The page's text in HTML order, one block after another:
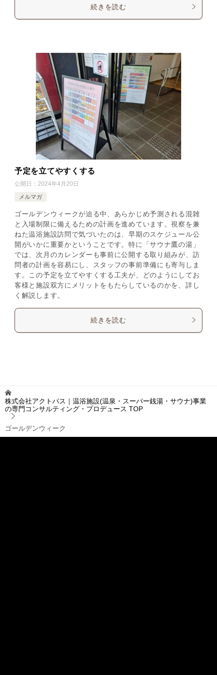
続きを読む
予定を立てやすくする
公開日： 2024年4月20日
メルマガ
ゴールデンウィークが迫る中、あらかじめ予測される混雑
と入場制限に備えるための計画を進めています。視察を兼
ねた温浴施設訪問で気づいたのは、早期のスケジュール公
開がいかに重要かということです。特に「サウナ鷹の湯」
では、次月のカレンダーも事前に公開する取り組みが、訪
問者の計画を容易にし、スタッフの事前準備にも寄与しま
す。この予定を立てやすくする工夫が、どのようにしてお
客様と施設双方にメリットをもたらしているのかを、詳し
く解説します。
続きを読む
株式会社アクトパス｜温浴施設(温泉・スーパー銭湯・サウナ)事業
の専門コンサルティング・プロデュース TOP
ゴールデンウィーク